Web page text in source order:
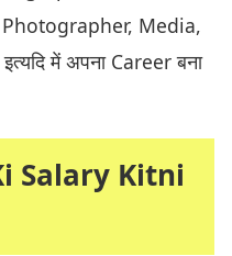
Media,
में अपना Career बना
Salary Kitni